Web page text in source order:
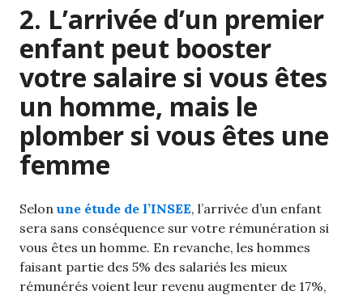
2. L’arrivée d’un premier
enfant peut booster
votre salaire si vous êtes
un homme, mais le
plomber si vous êtes une
femme
Selonune étude de l’INSEE, l’arrivée d’un enfant
sera sans conséquence sur votre rémunération si
vous êtes un homme. En revanche, les hommes
faisant partie des 5% des salariés les mieux
rémunérés voient leur revenu augmenter de 17%,